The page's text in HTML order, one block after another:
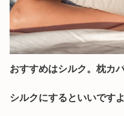
おすすめはシルク。枕カ
シルクにするといいですよ